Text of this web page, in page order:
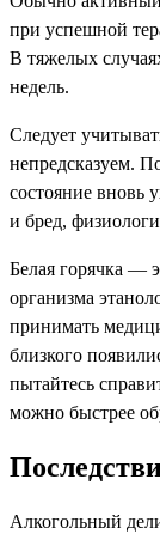
при успешной
В тяжелых
недель.
Следует
непредсказуем.
состояние вновь
и бред,
Белая горячка —
организма
принимать
близкого
пытайтесь
можно быстрее
Алкогольный